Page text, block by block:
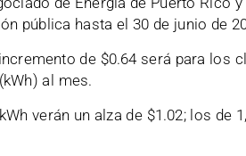
pública hasta el 30 de junio de
de $0.64 será para los
al mes.
verán un alza de $1.02; los de